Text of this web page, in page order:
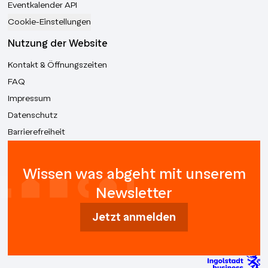
Eventkalender API
Cookie-Einstellungen
Nutzung der Website
Kontakt & Öffnungszeiten
FAQ
Impressum
Datenschutz
Barrierefreiheit
Wissen was abgeht mit unserem
Newsletter
Jetzt anmelden